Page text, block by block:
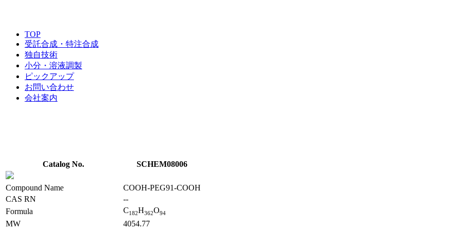
TOP
受託合成・特注合成
独自技術
小分・溶液調製
ピックアップ
お問い合わせ
会社案内
Catalog No. SCHEM08006
Compound Name
COOH-PEG91-COOH
CAS RN
--
Formula
C182H362O94
MW
4054.77